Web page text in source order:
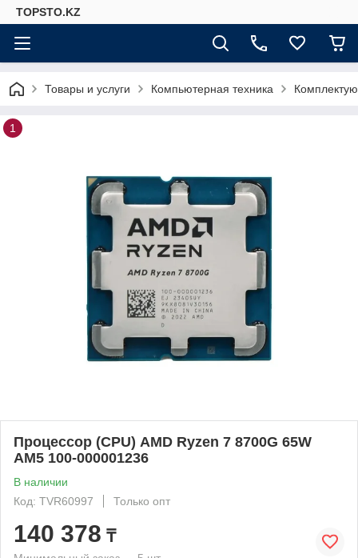
TOPSTO.KZ
Товары и услуги Компьютерная техника
1
Процессор (CPU) AMD Ryzen 7 8700G 65W
AM5 100-000001236
В наличии
Код: TVR60997
Только опт
140 378 ₸